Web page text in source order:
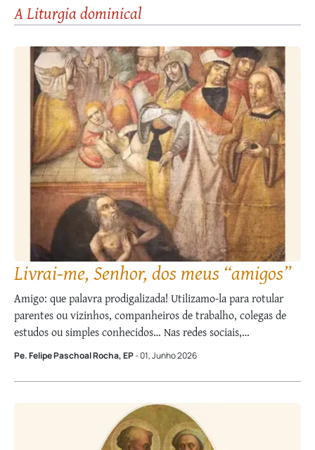
A Liturgia dominical
Livrai-me, Senhor, dos meus “amigos”
Amigo: que palavra prodigalizada! Utilizamo-la para rotular
parentes ou vizinhos, companheiros de trabalho, colegas de
estudos ou simples conhecidos… Nas redes sociais,
multiplicam-se os “amigos”, alcançando por vezes a casa dos
milhares. Entretanto, reza o ditado: “amigo de todos, amigo
de ninguém”… É fato que as amizades se estabelecem
Pe. Felipe Paschoal Rocha, EP- 01, Junho 2026